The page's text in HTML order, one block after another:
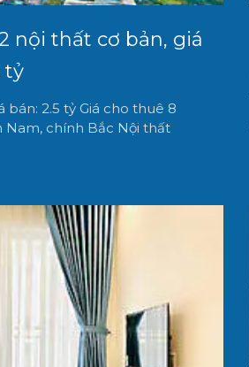
nội thất cơ bản, giá
tỷ
bán: 2.5 tỷ Giá cho thuê 8
chính Bắc Nội thất